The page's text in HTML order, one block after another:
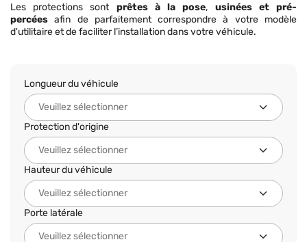
Les protections sont prêtes à la pose, usinées et pré-
percées afin de parfaitement correspondre à votre modèle
d'utilitaire et de faciliter l’installation dans votre véhicule.
Longueur du véhicule
Protection d'origine
Hauteur du véhicule
Porte latérale